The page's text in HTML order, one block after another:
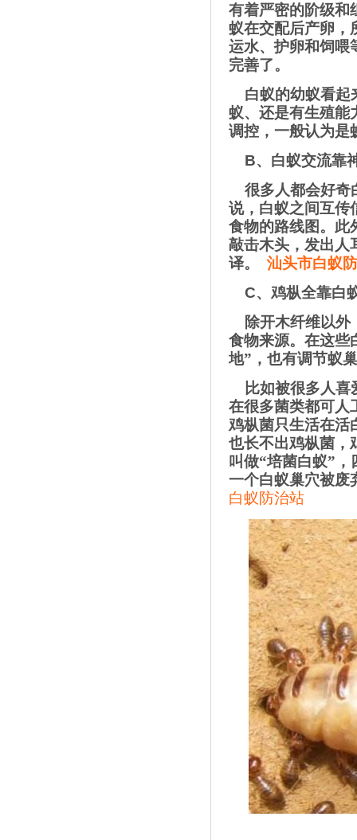
有着严密的阶级和
蚁在交配后产卵，
运水、护卵和饲喂
完善了。
白蚁的幼蚁看起
蚁、还是有生殖能
调控，一般认为是
B、白蚁交流靠
很多人都会好奇
说，白蚁之间互传
食物的路线图。此
敲击木头，发出人
译。
汕头市白蚁
C、鸡枞全靠白
除开木纤维以
食物来源。在这些
地”，也有调节蚁
比如被很多人
在很多菌类都可人
鸡枞菌只生活在活
也长不出鸡枞菌，
叫做“培菌白蚁”
一个白蚁巢穴被废
白蚁防治站